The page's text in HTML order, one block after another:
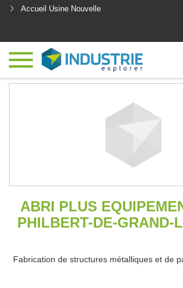
Accueil Usine Nouvelle
ABRI PLUS
PHILBERT-DE-GRAND-
Fabrication de structures métalliques et de